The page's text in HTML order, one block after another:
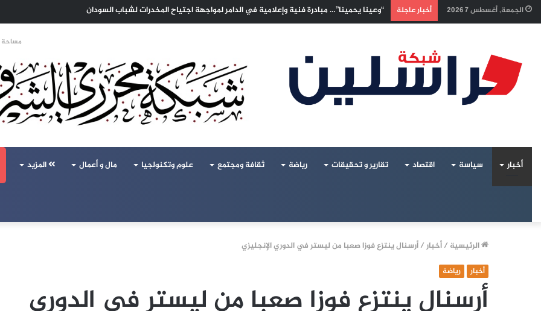
الجمعة, أغسطس 7 2026 أخبار عاجلة إسرائيليون غادروا بلا رجعة: اخترنا الهجرة لنعيش بلا خوف
مساحة
أخبار سياسة اقتصاد تقارير و تحقيقات رياضة ثقافة ومجتمع علوم وتكنولجيا مال و أعمال المزيد
الرئيسية /أخبار/أرسنال ينتزع فوزا صعبا من ليستر في الدوري الإنجليزي
أخبار رياضة
أرسنال ينتزع فوزا صعبا من ليستر في الدوري